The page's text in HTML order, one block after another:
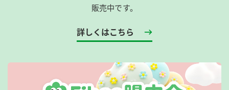
販売中です。
詳しくはこちら